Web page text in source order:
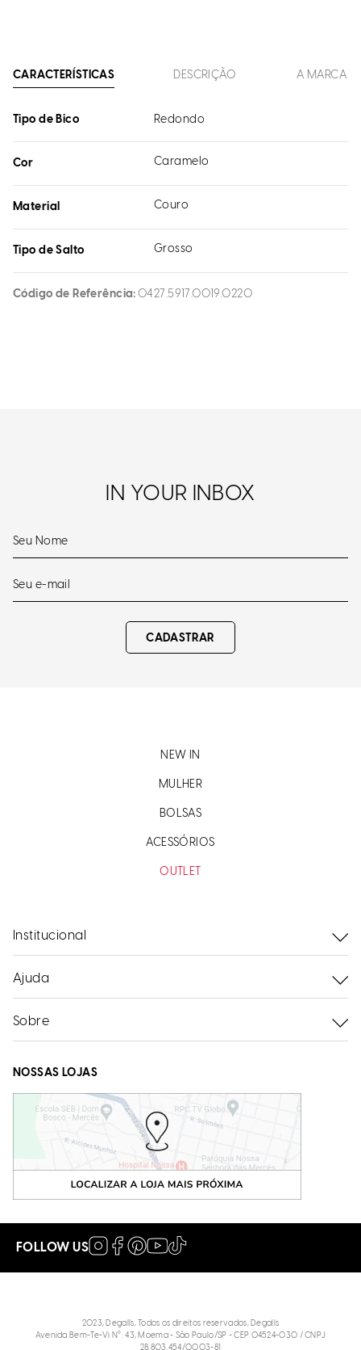
CARACTERÍSTICAS DESCRIÇÃO A MARCA
Tipo de Bico Redondo
Cor Caramelo
Material Couro
Tipo de Salto Grosso
Código de Referência 0427.5917.0019.0220
IN YOUR INBOX
CADASTRAR
NEW IN
MULHER
BOLSAS
ACESSÓRIOS
OUTLET
Institucional
Ajuda
Sobre
NOSSAS LOJAS
FOLLOW US
2023, Degalls, Todos os direitos reservados, Degalls
Avenida Bem-Te-Vi N°: 43, Moema - São Paulo/SP - CEP 04524-030 / CNPJ
28.803.454/0003-81